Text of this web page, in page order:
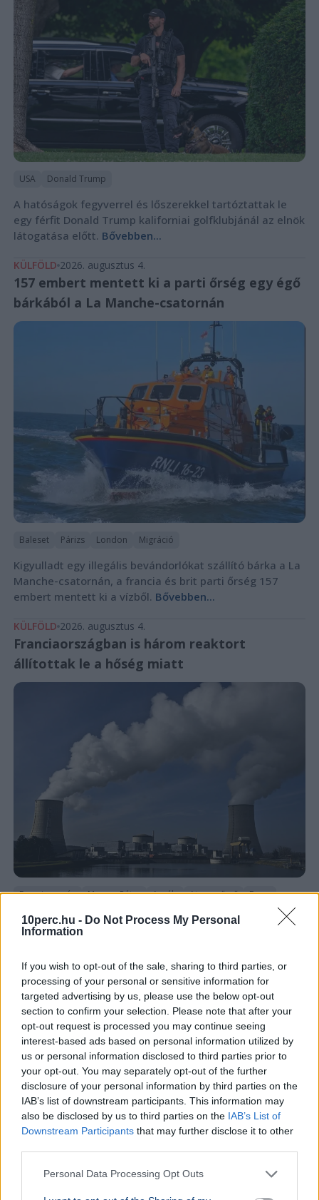
10perc.hu - Do Not Process My Personal
Information
If you wish to opt-out of the sale, sharing to third parties, or
processing of your personal or sensitive information for
targeted advertising by us, please use the below opt-out
section to confirm your selection. Please note that after your
opt-out request is processed you may continue seeing
interest-based ads based on personal information utilized by
us or personal information disclosed to third parties prior to
your opt-out. You may separately opt-out of the further
disclosure of your personal information by third parties on the
IAB’s list of downstream participants. This information may
also be disclosed by us to third parties on the IAB’s List of
Downstream Participants that may further disclose it to other
Personal Data Processing Opt Outs
USA Donald Trump
A hatóságok fegyverrel és lőszerekkel tartóztattak le
egy férfit Donald Trump kaliforniai golfklubjánál az elnök
látogatása előtt. Bővebben...
KÜLFÖLD 2026. augusztus 4.
157 embert mentett ki a parti őrség egy égő
bárkából a La Manche-csatornán
Baleset Párizs London Migráció
Kigyulladt egy illegális bevándorlókat szállító bárka a La
Manche-csatornán, a francia és brit parti őrség 157
embert mentett ki a vízből. Bővebben...
KÜLFÖLD 2026. augusztus 4.
Franciaországban is három reaktort
állítottak le a hőség miatt
Franciaország Magyar Péter Aszály Atomerőmű Duna
Franciaországban három atomerőművi reaktort
állítottak le a folyók alacsony vízhozama miatt,
termel.&nbsp;Bővebben...
Politika